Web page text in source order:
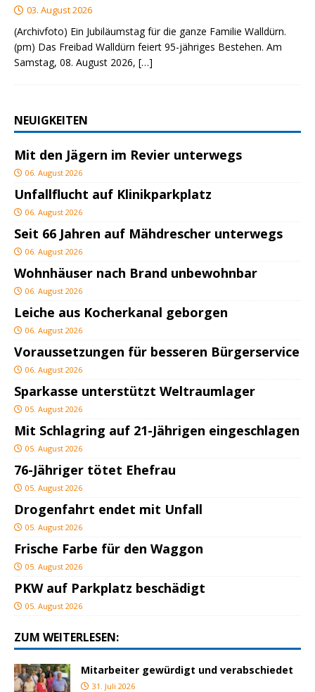
03. August 2026
(Archivfoto) Ein Jubiläumstag für die ganze Familie Walldürn.
(pm) Das Freibad Walldürn feiert 95-jähriges Bestehen. Am
Samstag, 08. August 2026, […]
NEUIGKEITEN
Mit den Jägern im Revier unterwegs
06. August 2026
Unfallflucht auf Klinikparkplatz
06. August 2026
Seit 66 Jahren auf Mähdrescher unterwegs
06. August 2026
Wohnhäuser nach Brand unbewohnbar
06. August 2026
Leiche aus Kocherkanal geborgen
06. August 2026
Voraussetzungen für besseren Bürgerservice
06. August 2026
Sparkasse unterstützt Weltraumlager
05. August 2026
Mit Schlagring auf 21-Jährigen eingeschlagen
05. August 2026
76-Jähriger tötet Ehefrau
05. August 2026
Drogenfahrt endet mit Unfall
05. August 2026
Frische Farbe für den Waggon
05. August 2026
PKW auf Parkplatz beschädigt
05. August 2026
ZUM WEITERLESEN:
Mitarbeiter gewürdigt und verabschiedet
31. Juli 2026